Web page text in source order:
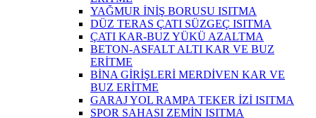
YAĞMUR İNİŞ BORUSU ISITMA
DÜZ TERAS ÇATI SÜZGEÇ ISITMA
ÇATI KAR-BUZ YÜKÜ AZALTMA
BETON-ASFALT ALTI KAR VE BUZ
ERİTME
BİNA GİRİŞLERİ MERDİVEN KAR VE
BUZ ERİTME
GARAJ YOL RAMPA TEKER İZİ ISITMA
SPOR SAHASI ZEMİN ISITMA